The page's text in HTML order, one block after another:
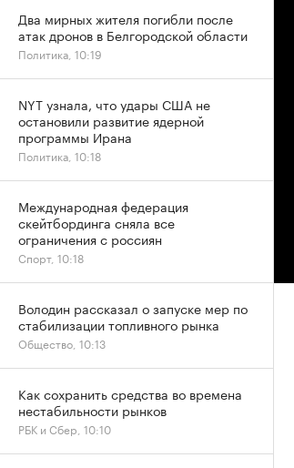
Два мирных жителя погибли после
атак дронов в Белгородской области
Политика, 10:19
NYT узнала, что удары США не
остановили развитие ядерной
программы Ирана
Политика, 10:18
Международная федерация
скейтбординга сняла все
ограничения с россиян
Спорт, 10:18
Володин рассказал о запуске мер по
стабилизации топливного рынка
Общество, 10:13
Как сохранить средства во времена
нестабильности рынков
РБК и Сбер, 10:10